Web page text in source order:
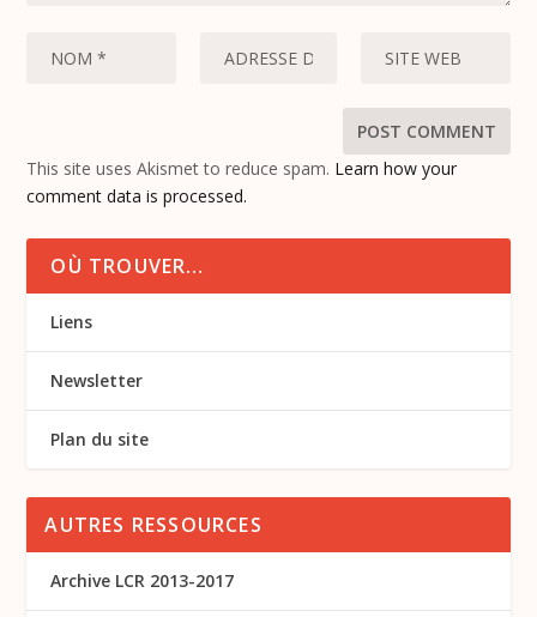
This site uses Akismet to reduce spam. Learn how your
comment data is processed.
OÙ TROUVER…
Liens
Newsletter
Plan du site
AUTRES RESSOURCES
Archive LCR 2013-2017